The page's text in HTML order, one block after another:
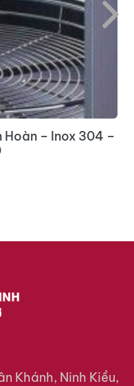
Hoàn – Inox 304 –
Khánh, Ninh Kiều,